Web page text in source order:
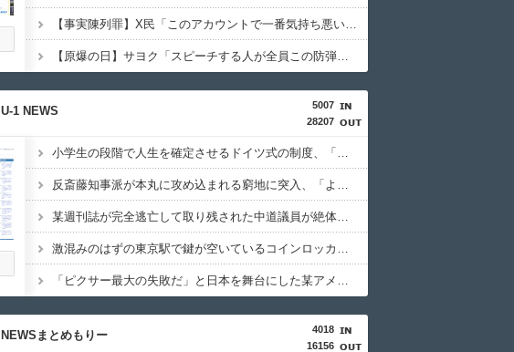
【事実陳列罪】X民「このアカウントで一番気持ち悪いポストを教えて」 grok「わざわざ俺を呼んで全ポスト漁らせようとしてるこのポストが一番気持ち悪い」
【原爆の日】サヨク「スピーチする人が全員この防弾ガラスなのでしょうか。高市だけなら、天下の恥晒し者です」→石破茂も防弾ガラスで演説してました
5007
28207
U-1 NEWS
小学生の段階で人生を確定させるドイツ式の制度、「バカを振い落せるから合理的だ」と自惚れていた結果……
反斎藤知事派が本丸に攻め込まれる窮地に突入、「ようやく反撃のターンやね」と手際の良さに感心する人が続出中
某週刊誌が完全逃亡して取り残された中道議員が絶体絶命の窮地、「今度は宏池会に矛先を向けたか……」と節操の無さに呆れる人が続出
激混みのはずの東京駅で鍵が空いているコインロッカーが散見、「ラッキー」と思って中を確認してみると……
「ピクサー最大の失敗だ」と日本を舞台にした某アメリカ産アニメが話題に、日本と韓国の両方に失礼すぎるわ……
4018
16156
NEWSまとめもりー